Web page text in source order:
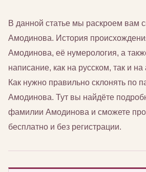
В данной статье мы раскроем вам
Амодинова. История
Амодинова, её нумерология, а
написание, как на русском, так и
Как нужно правильно склонять по
Амодинова. Тут вы найдёте
фамилии Амодинова и сможете
бесплатно и без регистрации.